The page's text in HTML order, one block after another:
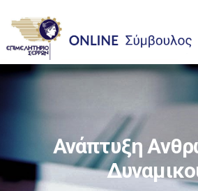
Ανάπτυξη